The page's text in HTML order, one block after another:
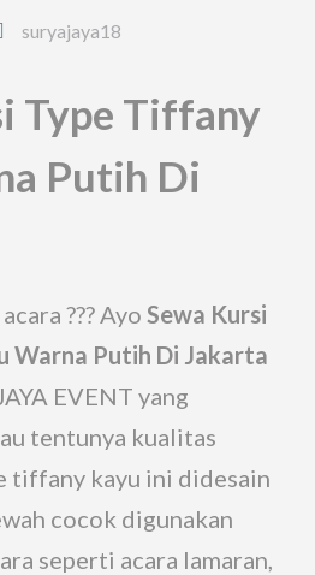
suryajaya18
Type Tiffany
Putih Di
??? Ayo Sewa Kursi
Warna Putih Di Jakarta
EVENT yang
tentunya kualitas
tiffany kayu ini didesain
cocok digunakan
seperti acara lamaran,